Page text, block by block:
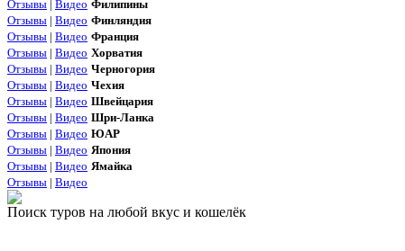
Отзывы | Видео Филипины
Отзывы | Видео Финляндия
Отзывы | Видео Франция
Отзывы | Видео Хорватия
Отзывы | Видео Черногория
Отзывы | Видео Чехия
Отзывы | Видео Швейцария
Отзывы | Видео Шри-Ланка
Отзывы | Видео ЮАР
Отзывы | Видео Япония
Отзывы | Видео Ямайка
Отзывы | Видео
Поиск туров на любой вкус и кошелёк